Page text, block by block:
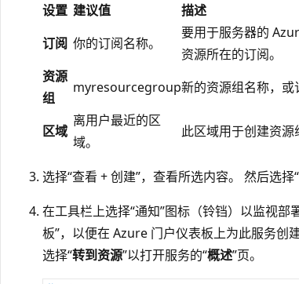
设置 建议值
描述
订阅 你的订阅名称。
要用于服务器的
资源所在的订阅。
资源
组
myresourcegroup新的资源组名称，或
区域
离用户最近的区
域。
此区域用于创建资源
选择“查看 + 创建”，查看所选内容。 然后选
在工具栏上选择“通知”图标（铃铛）以监视
板”，以便在 Azure 门户仪表板上为此服务创
选择“转到资源”以打开服务的“概述”页。